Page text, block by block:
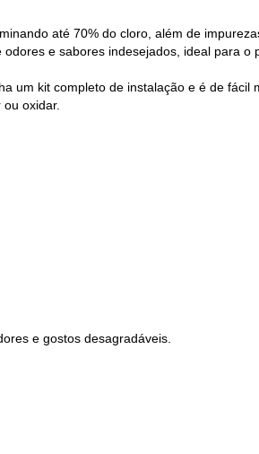
até 70% do cloro, além de
e sabores indesejados, ideal para o
um kit completo de instalação e é de fácil
oxidar.
e gostos desagradáveis.